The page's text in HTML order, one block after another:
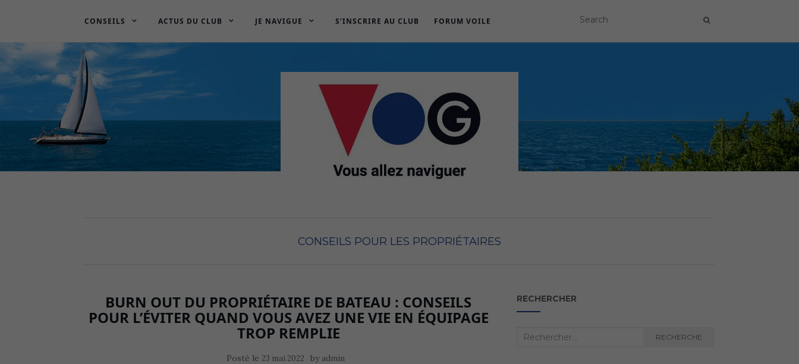
CONSEILS ACTUS DU CLUB JE NAVIGUE S’INSCRIRE AU CLUB FORUM VOILE
CONSEILS POUR LES PROPRIÉTAIRES
BURN OUT DU PROPRIÉTAIRE DE BATEAU : CONSEILS
POUR L’ÉVITER QUAND VOUS AVEZ UNE VIE EN ÉQUIPAGE
TROP REMPLIE
Posté le 23 mai 2022 by admin
RECHERCHER
Recherche
RECHERCHE